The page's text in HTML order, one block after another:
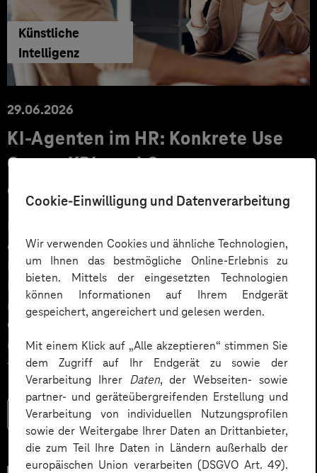
Cookie-Einwilligung und Datenverarbeitung
Wir verwenden Cookies und ähnliche Technologien,
um Ihnen das bestmögliche Online-Erlebnis zu
bieten. Mittels der eingesetzten Technologien
können Informationen auf Ihrem Endgerät
gespeichert, angereichert und gelesen werden.
Mit einem Klick auf „Alle akzeptieren“ stimmen Sie
dem Zugriff auf Ihr Endgerät zu sowie der
Verarbeitung Ihrer Daten, der Webseiten- sowie
partner- und geräteübergreifenden Erstellung und
Verarbeitung von individuellen Nutzungsprofilen
sowie der Weitergabe Ihrer Daten an Drittanbieter,
die zum Teil Ihre Daten in Ländern außerhalb der
europäischen Union verarbeiten (DSGVO Art. 49).
Künstliche
Intelligenz
29.06.2026
KI‑Agenten im HR: Konkrete Use
Cases, KPIs und Governance
entlang der Employee Journey
KI‑Agenten im HR sind mehr als Chatbots: Sie
orchestrieren Prozesse entlang der gesamten
Employee Journey und schaffen messbaren Business
Impact. Der Beitrag zeigt konkrete Use Cases,
relevante KPIs für den Mittelstand sowie
Governance‑Leitplanken zu EU AI Act und DSGVO –
und liefert ein praxisnahes Priorisierungsframework
für HR‑Entscheider*innen.
Mehr lesen